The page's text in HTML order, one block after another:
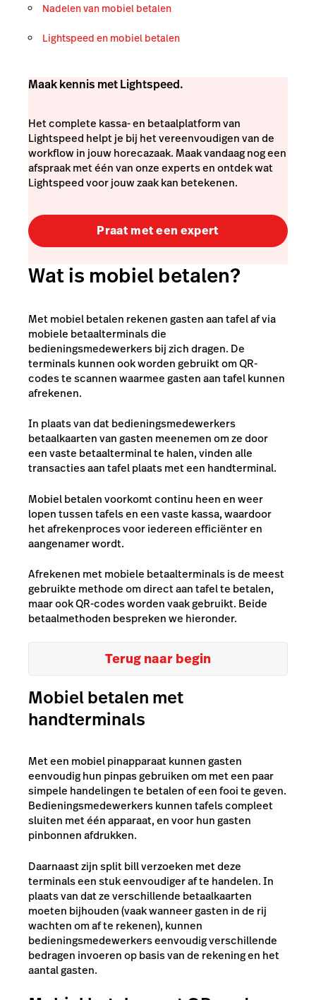
Nadelen van mobiel betalen
Lightspeed en mobiel betalen
Maak kennis met Lightspeed.
Het complete kassa- en betaalplatform van
Lightspeed helpt je bij het vereenvoudigen van de
workflow in jouw horecazaak. Maak vandaag nog een
afspraak met één van onze experts en ontdek wat
Lightspeed voor jouw zaak kan betekenen.
Praat met een expert
Wat is mobiel betalen?
Met mobiel betalen rekenen gasten aan tafel af via
mobiele betaalterminals die
bedieningsmedewerkers bij zich dragen. De
terminals kunnen ook worden gebruikt om QR-
codes te scannen waarmee gasten aan tafel kunnen
afrekenen.
In plaats van dat bedieningsmedewerkers
betaalkaarten van gasten meenemen om ze door
een vaste betaalterminal te halen, vinden alle
transacties aan tafel plaats met een handterminal.
Mobiel betalen voorkomt continu heen en weer
lopen tussen tafels en een vaste kassa, waardoor
het afrekenproces voor iedereen efficiënter en
aangenamer wordt.
Afrekenen met mobiele betaalterminals is de meest
gebruikte methode om direct aan tafel te betalen,
maar ook QR-codes worden vaak gebruikt. Beide
betaalmethoden bespreken we hieronder.
Terug naar begin
Mobiel betalen met
handterminals
Met een mobiel pinapparaat kunnen gasten
eenvoudig hun pinpas gebruiken om met een paar
simpele handelingen te betalen of een fooi te geven.
Bedieningsmedewerkers kunnen tafels compleet
sluiten met één apparaat, en voor hun gasten
pinbonnen afdrukken.
Daarnaast zijn split bill verzoeken met deze
terminals een stuk eenvoudiger af te handelen. In
plaats van dat ze verschillende betaalkaarten
moeten bijhouden (vaak wanneer gasten in de rij
wachten om af te rekenen), kunnen
bedieningsmedewerkers eenvoudig verschillende
bedragen invoeren op basis van de rekening en het
aantal gasten.